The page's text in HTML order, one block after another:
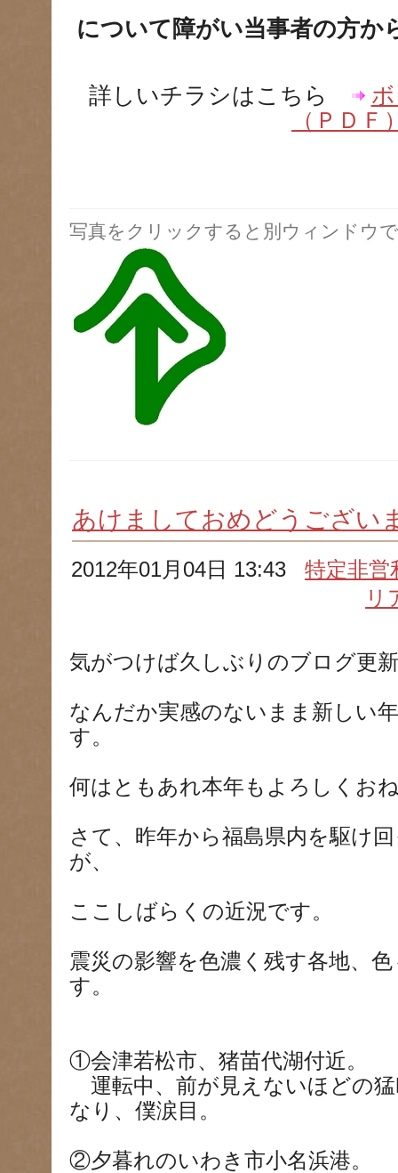
について障がい当事者の方か
詳しいチラシはこちら
（ＰＤＦ
写真をクリックすると別ウィンドウ
あけましておめどうござい
2012年01月04日 13:43特定非
リ
気がつけば久しぶりのブログ更
なんだか実感のないまま新しい
す。
何はともあれ本年もよろしくお
さて、昨年から福島県内を駆け
が、
ここしばらくの近況です。
震災の影響を色濃く残す各地、
す。
①会津若松市、猪苗代湖付近。
運転中、前が見えないほどの
なり、僕涙目。
②夕暮れのいわき市小名浜港。